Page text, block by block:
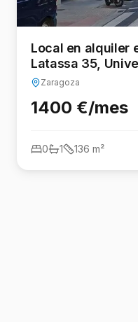
Local en alquiler
Latassa 35,
Zaragoza
1400 €/mes
0 1 136 m²